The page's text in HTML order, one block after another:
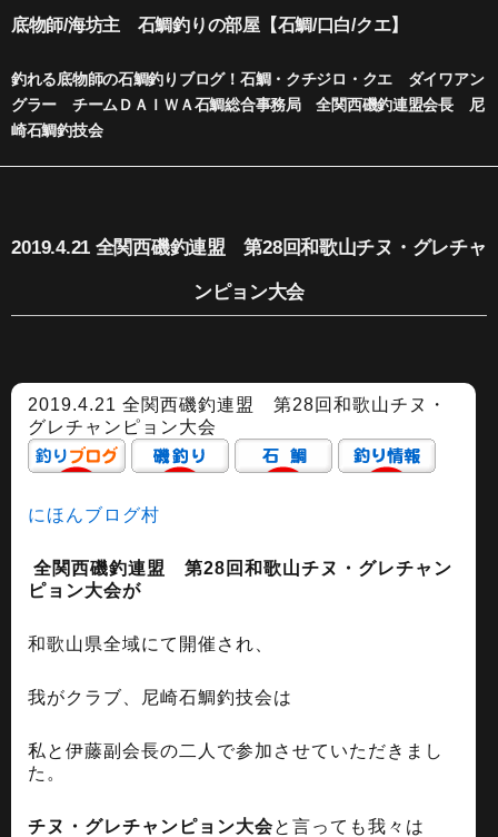
内
容
ス
キ
プ
底物師/海坊主 石鯛釣りの部屋【石鯛/口白/クエ】
釣れる底物師の石鯛釣りブログ！石鯛・クチジロ・クエ ダイワアン
グラー チームＤＡＩＷＡ石鯛総合事務局 全関西磯釣連盟会長 尼
崎石鯛釣技会
2019.4.21 全関西磯釣連盟 第28回和歌山チヌ・グレチャ
ンピョン大会
2019.4.21 全関西磯釣連盟 第28回和歌山チヌ・
グレチャンピョン大会
にほんブログ村
全関西磯釣連盟 第28回和歌山チヌ・グレチャン
ピョン大会が
和歌山県全域にて開催され、
我がクラブ、尼崎石鯛釣技会は
私と伊藤副会長の二人で参加させていただきまし
た。
チヌ・グレチャンピョン大会と言っても我々は